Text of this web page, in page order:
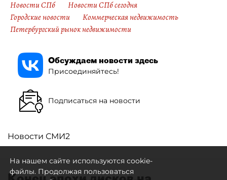
Новости СПб
Новости СПб сегодня
Городские новости
Коммерческая недвижимость
Петербургский рынок недвижимости
Обсуждаем новости здесь
Присоединяйтесь!
Подписаться на новости
Новости СМИ2
На нашем сайте используются cookie-
файлы. Продолжая пользоваться